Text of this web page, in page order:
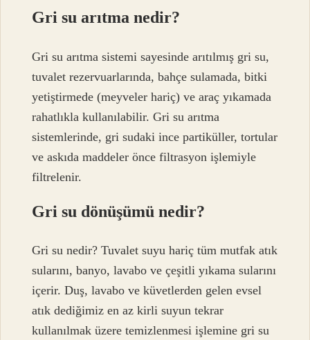
Gri su arıtma nedir?
Gri su arıtma sistemi sayesinde arıtılmış gri su,
tuvalet rezervuarlarında, bahçe sulamada, bitki
yetiştirmede (meyveler hariç) ve araç yıkamada
rahatlıkla kullanılabilir. Gri su arıtma
sistemlerinde, gri sudaki ince partiküller, tortular
ve askıda maddeler önce filtrasyon işlemiyle
filtrelenir.
Gri su dönüşümü nedir?
Gri su nedir? Tuvalet suyu hariç tüm mutfak atık
sularını, banyo, lavabo ve çeşitli yıkama sularını
içerir. Duş, lavabo ve küvetlerden gelen evsel
atık dediğimiz en az kirli suyun tekrar
kullanılmak üzere temizlenmesi işlemine gri su